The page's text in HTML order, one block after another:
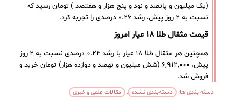
(یک میلیون و پانصد و نود و پنج هزار و هفتصد ) تومان رسید که
نسبت به ۲ روز پیش، رشد ۰.۲۶ درصدی را تجربه کرد.
قیمت مثقال طلا ۱۸ عیار امروز
همچنین هر مثقال طلا ۱۸ عیار با رشد ۰.۲۴ درصدی نسبت به ۲ روز
پیش، ۶,۹۱۲,۰۰۰ (شش میلیون و نهصد و دوازده هزار) تومان خرید و
فروش شد.
دسته بندی ها: دسته‌بندی نشده , مقالات علمی و خبری